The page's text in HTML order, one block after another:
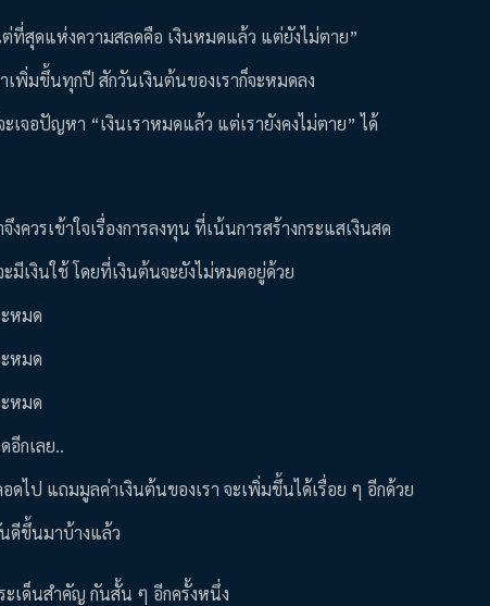
ที่สุดแห่งความสลดคือ เงินหมดแล้ว แต่ยังไม่ตาย”
เพิ่มขึ้นทุกปี สักวันเงินต้นของเราก็จะหมดลง
เจอปัญหา “เงินเราหมดแล้ว แต่เรายังคงไม่ตาย” ได้
วรเข้าใจเรื่องการลงทุน ที่เน้นการสร้างกระแสเงินสด
มีเงินใช้ โดยที่เงินต้นจะยังไม่หมดอยู่ด้วย
หมด
หมด
หมด
กเลย..
ไป แถมมูลค่าเงินต้นของเรา จะเพิ่มขึ้นได้เรื่อย ๆ อีกด้วย
นดีขึ้นมาบ้างแล้ว
ะเด็นสำคัญ กันสั้น ๆ อีกครั้งหนึ่ง